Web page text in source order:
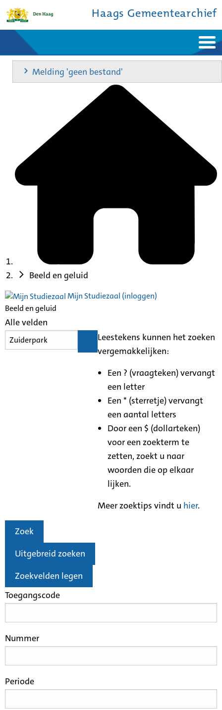
Haags Gemeentearchief
Home
Nieuws
Ontdek de stad
De studiezaal
Bronnen en collecties
Melding 'geen bestand'
Beeld en geluid
Mijn Studiezaal (inloggen)
Beeld en geluid
Alle velden
Leestekens kunnen het zoeken
vergemakkelijken:
Een ? (vraagteken) vervangt
een letter
Een * (sterretje) vervangt
een aantal letters
Door een $ (dollarteken)
voor een zoekterm te
zetten, zoekt u naar
woorden die op elkaar
lijken.
Meer zoektips vindt u hier.
Zoek
Uitgebreid zoeken
Zoekvelden legen
Toegangscode
Nummer
Periode